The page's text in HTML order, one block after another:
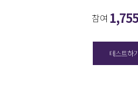
참여 1,755
테스트하